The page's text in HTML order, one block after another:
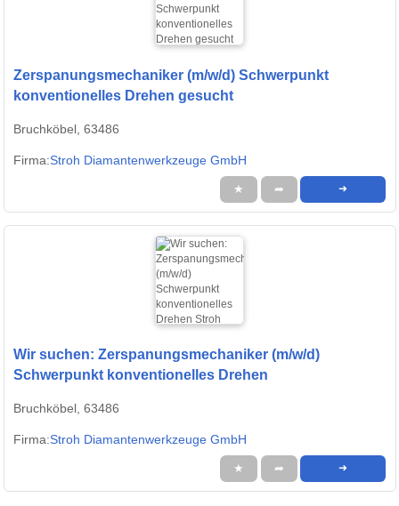
Zerspanungsmechaniker (m/w/d) Schwerpunkt
konventionelles Drehen gesucht
Bruchköbel, 63486
Firma:Stroh Diamantenwerkzeuge GmbH
★ ➦ ➜
Wir suchen: Zerspanungsmechaniker (m/w/d)
Schwerpunkt konventionelles Drehen
Bruchköbel, 63486
Firma:Stroh Diamantenwerkzeuge GmbH
★ ➦ ➜